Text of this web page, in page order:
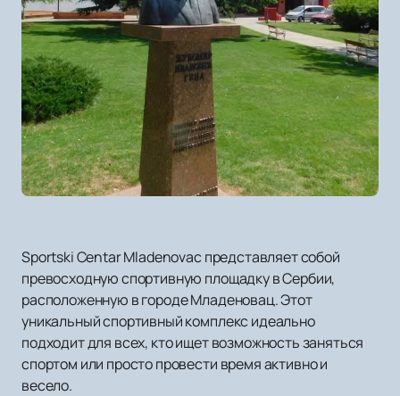
Sportski Centar Mladenovac представляет собой
превосходную спортивную площадку в Сербии,
расположенную в городе Младеновац. Этот
уникальный спортивный комплекс идеально
подходит для всех, кто ищет возможность заняться
спортом или просто провести время активно и
весело.